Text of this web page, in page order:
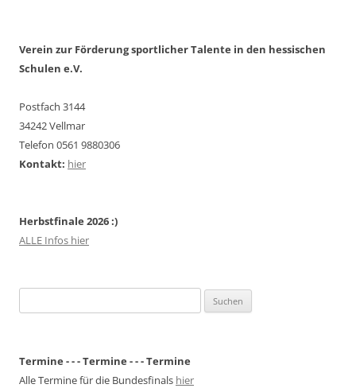
Verein zur Förderung sportlicher Talente in den hessischen
Schulen e.V.
Postfach 3144
34242 Vellmar
Telefon 0561 9880306
Kontakt: hier
Herbstfinale 2026 :)
ALLE Infos hier
nach:
Termine - - - Termine - - - Termine
Alle Termine für die Bundesfinals hier